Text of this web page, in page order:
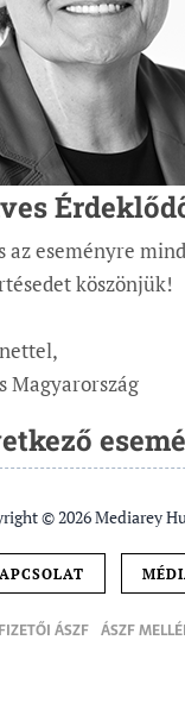
az eseményre
köszönjük!
Magyarország
© 2026 Mediarey
ÁSZF ÁSZF